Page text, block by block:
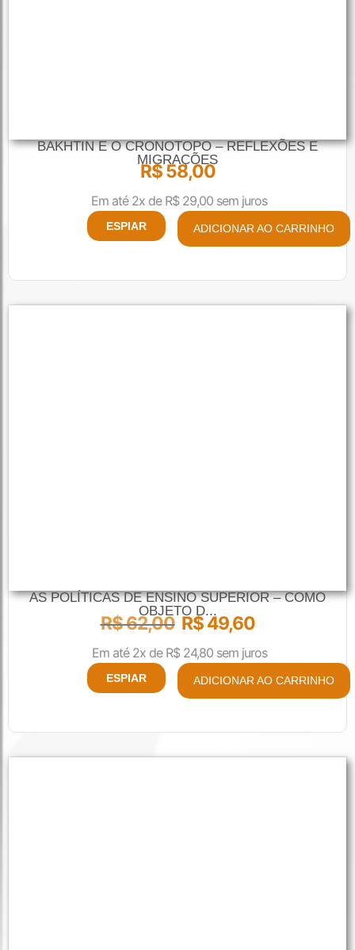
BAKHTIN E O CRONOTOPO – REFLEXÕES E
MIGRAÇÕES
R$58,00
Em até 2x de R$ 29,00 sem juros
ESPIAR ADICIONAR AO CARRINHO
AS POLÍTICAS DE ENSINO SUPERIOR – COMO
OBJETO D...
R$62,00 R$49,60
Em até 2x de R$24,80sem juros
ESPIAR ADICIONAR AO CARRINHO